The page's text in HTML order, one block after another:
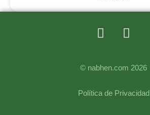
© nabhen.com 2026
Política de Privacidad